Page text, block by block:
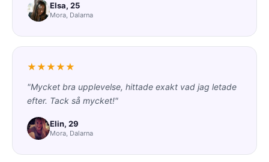
Elsa, 25
Mora, Dalarna
★★★★★
"Mycket bra upplevelse, hittade exakt vad jag letade
efter. Tack så mycket!"
Elin, 29
Mora, Dalarna